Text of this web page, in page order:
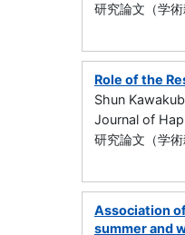
研究論文（学
Role of the
Shun
Journal of
研究論文（学
Association
summer and